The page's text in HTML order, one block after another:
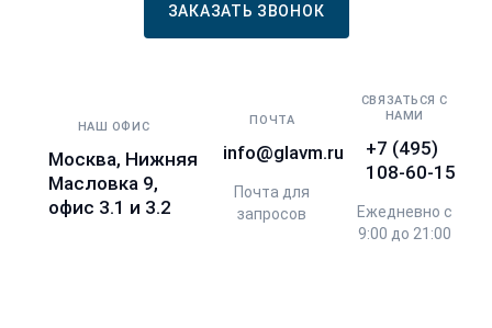
ЗАКАЗАТЬ ЗВОНОК
НАШ ОФИС
Москва, Нижняя
Масловка 9,
офис 3.1 и 3.2
ПОЧТА
info@glavm.ru
Почта для
запросов
СВЯЗАТЬСЯ С
НАМИ
+7 (495)
108-60-15
Ежедневно с
9:00 до 21:00